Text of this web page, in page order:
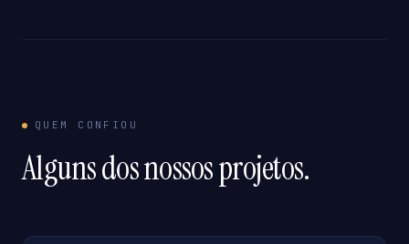
QUEM CONFIOU
Alguns dos nossos projetos.